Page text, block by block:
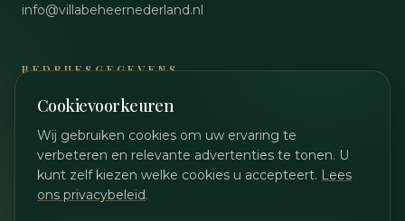
info@villabeheernederland.nl
BEDRIJFSGEGEVENS
KvK89048644
BTW NL864861990B01
Privacybeleid
Cookievoorkeuren wijzigen
Cookievoorkeuren
Wij gebruiken cookies om uw ervaring te
verbeteren en relevante advertenties te tonen. U
kunt zelf kiezen welke cookies u accepteert. Lees
ons privacybeleid.